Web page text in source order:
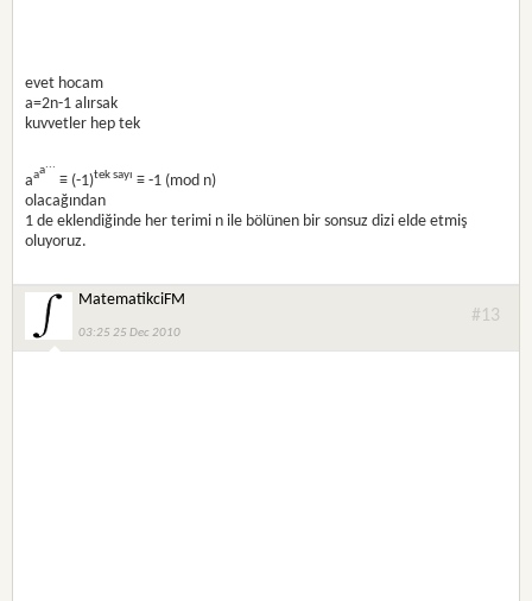
evet hocam
a=2n-1 alırsak
kuvvetler hep tek
aaa...
≡ (-1)tek sayı ≡ -1 (mod n)
olacağından
1 de eklendiğinde her terimi n ile bölünen bir sonsuz dizi elde etmiş
oluyoruz.
MatematikciFM
03:25 25 Dec 2010
#13